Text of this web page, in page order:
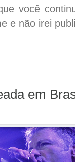
você
e não irei
em